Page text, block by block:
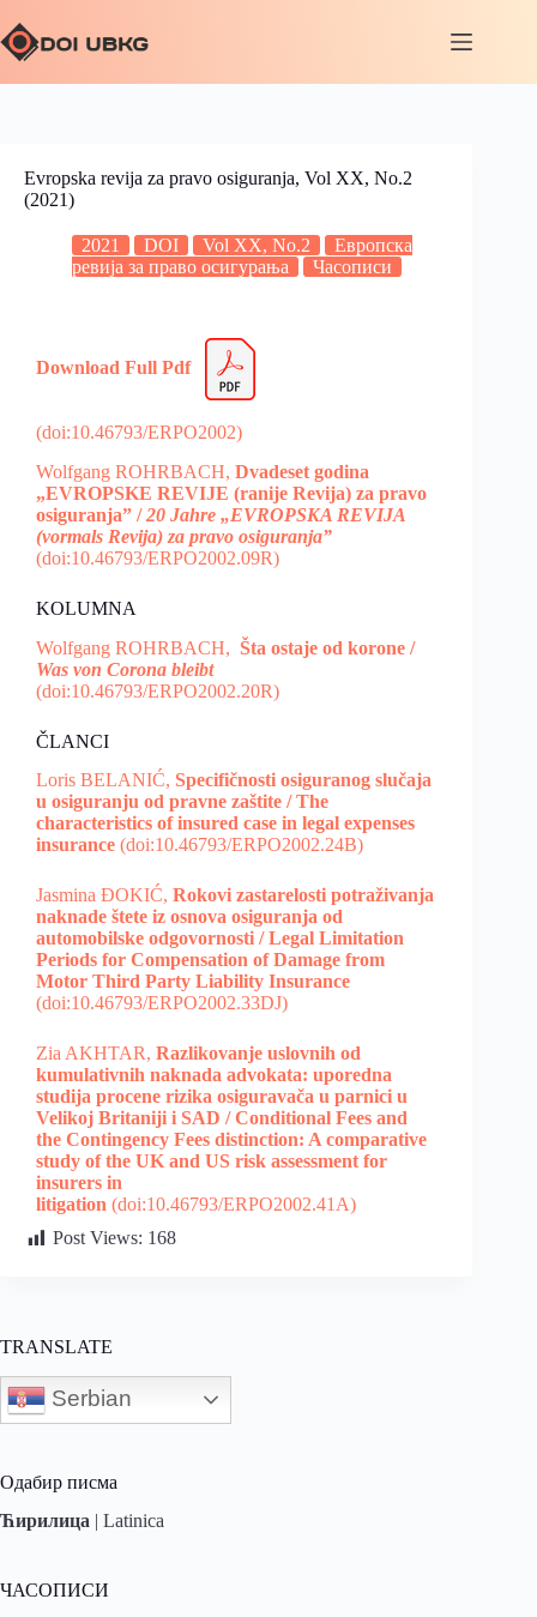
Evropska revija za pravo osiguranja, Vol XX, No.2
(2021)
2021 DOI Vol XX, No.2
Европска
ревија за право осигурања
Часописи
Download Full Pdf
(doi:10.46793/ERPO2002)
Wolfgang ROHRBACH, Dvadeset godina
„EVROPSKE REVIJE (ranije Revija) za pravo
osiguranja” /20 Jahre „EVROPSKA REVIJA
(vormals Revija) za pravo osiguranja”
(doi:10.46793/ERPO2002.09R)
KOLUMNA
Wolfgang ROHRBACH, Šta ostaje od korone /
Was von Corona bleibt
(doi:10.46793/ERPO2002.20R)
ČLANCI
Loris BELANIĆ, Specifičnosti osiguranog slučaja
u osiguranju od pravne zaštite / The
characteristics of insured case in legal expenses
insurance (doi:10.46793/ERPO2002.24B)
Jasmina ĐOKIĆ, Rokovi zastarelosti potraživanja
naknade štete iz osnova osiguranja od
automobilske odgovornosti / Legal Limitation
Periods for Compensation of Damage from
Motor Third Party Liability Insurance
(doi:10.46793/ERPO2002.33DJ)
Zia AKHTAR, Razlikovanje uslovnih od
kumulativnih naknada advokata: uporedna
studija procene rizika osiguravača u parnici u
Velikoj Britaniji i SAD / Conditional Fees and
the Contingency Fees distinction: A comparative
study of the UK and US risk assessment for
insurers in
litigation (doi:10.46793/ERPO2002.41A)
Post Views: 168
TRANSLATE
Serbian
Одабир писма
Ћирилица | Latinica
ЧАСОПИСИ